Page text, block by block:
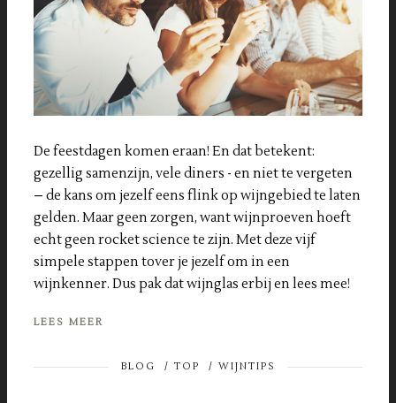
De feestdagen komen eraan! En dat betekent:
gezellig samenzijn, vele diners - en niet te vergeten
– de kans om jezelf eens flink op wijngebied te laten
gelden. Maar geen zorgen, want wijnproeven hoeft
echt geen rocket science te zijn. Met deze vijf
simpele stappen tover je jezelf om in een
wijnkenner. Dus pak dat wijnglas erbij en lees mee!
LEES MEER
BLOG / TOP / WIJNTIPS